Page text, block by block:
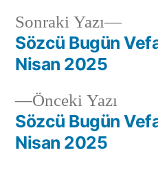
Önceki Yazı
Sözcü Bugün
Nisan 2025
Sonraki Yazı
Sözcü Bugün
Nisan 2025